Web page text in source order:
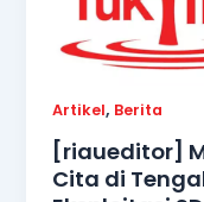
Artikel, Berita
[riaueditor]
Cita di